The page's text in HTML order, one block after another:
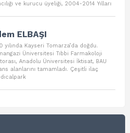
ve kurucu üyeliği, 2004-2014 Yılları
ELBAŞI
yılında Kayseri Tomarza’da doğdu.
Üniversitesi Tıbbi Farmakoloji
Anadolu Üniversitesi İktisat, BAU
alanlarını tamamladı. Çeşitli ilaç